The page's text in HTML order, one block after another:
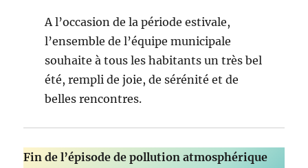
A l’occasion de la période estivale,
l’ensemble de l’équipe municipale
souhaite à tous les habitants un très bel
été, rempli de joie, de sérénité et de
belles rencontres.
Fin de l’épisode de pollution atmosphérique